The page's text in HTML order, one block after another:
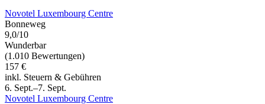
Novotel Luxembourg Centre
Bonneweg
9,0/10
Wunderbar
(1.010 Bewertungen)
157 €
inkl. Steuern & Gebühren
6. Sept.–7. Sept.
Novotel Luxembourg Centre